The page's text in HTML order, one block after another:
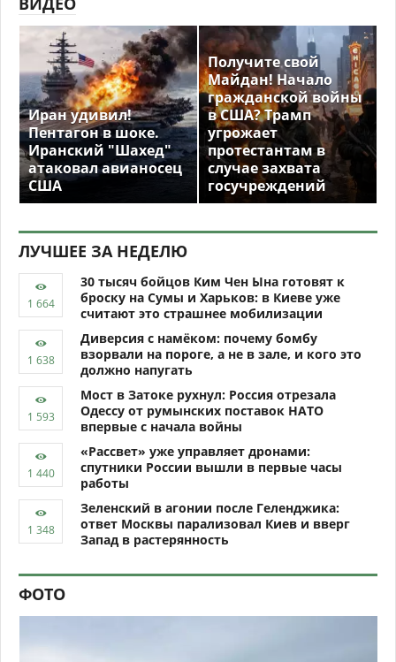
Иран удивил!
Пентагон в шоке.
Иранский "Шахед"
атаковал авианосец
США
Получите свой
Майдан! Начало
гражданской войны
в США? Трамп
угрожает
протестантам в
случае захвата
госучреждений
ЛУЧШЕЕ ЗА НЕДЕЛЮ
30 тысяч бойцов Ким Чен Ына готовят к
броску на Сумы и Харьков: в Киеве уже
считают это страшнее мобилизации
Диверсия с намёком: почему бомбу
взорвали на пороге, а не в зале, и кого это
должно напугать
Мост в Затоке рухнул: Россия отрезала
Одессу от румынских поставок НАТО
впервые с начала войны
«Рассвет» уже управляет дронами:
спутники России вышли в первые часы
работы
Зеленский в агонии после Геленджика:
ответ Москвы парализовал Киев и вверг
Запад в растерянность
ФОТО